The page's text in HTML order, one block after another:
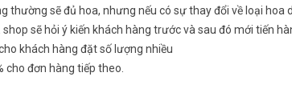
thường sẽ đủ hoa, nhưng nếu có sự thay đổi về loại hoa
shop sẽ hỏi ý kiến khách hàng trước và sau đó mới tiến
khách hàng đặt số lượng nhiều
cho đơn hàng tiếp theo.